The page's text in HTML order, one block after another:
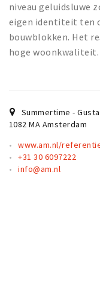
niveau geluidsluwe
eigen identiteit ten
bouwblokken. Het
hoge woonkwaliteit.
Summertime -
1082 MA Amsterdam
www.am.nl/
+31 30 6097222
info@am.nl